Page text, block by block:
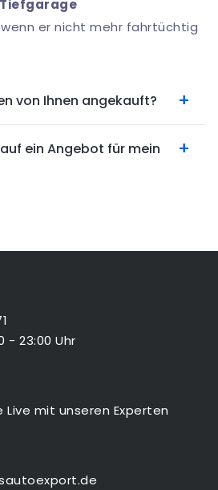
Tiefgarage
er nicht mehr fahrtüchtig
von Ihnen angekauft?
ein Angebot für mein
- 23:00 Uhr
mit unseren Experten